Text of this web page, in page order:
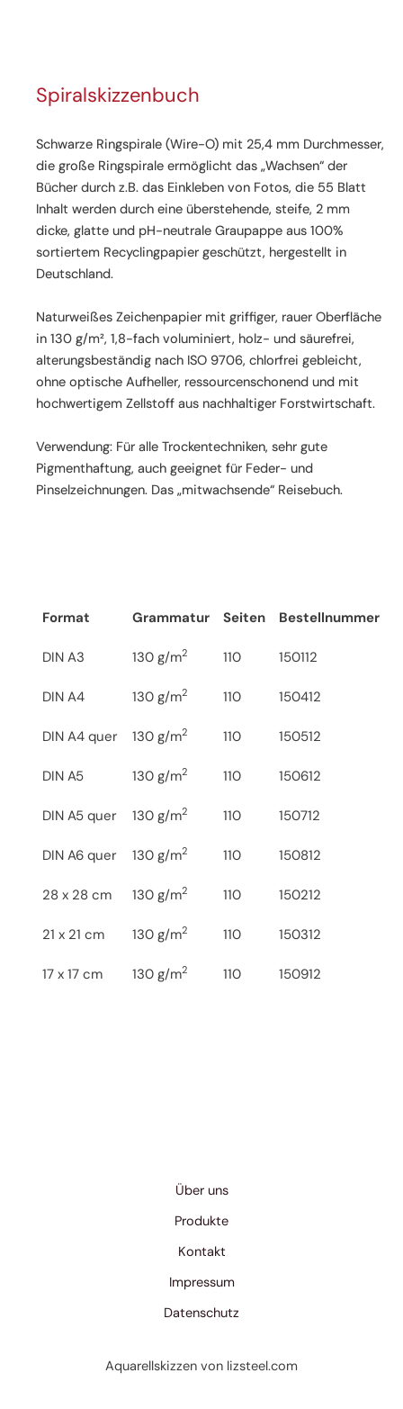
Spiralskizzenbuch
Schwarze Ringspirale (Wire-O) mit 25,4 mm Durchmesser,
die große Ringspirale ermöglicht das „Wachsen“ der
Bücher durch z.B. das Einkleben von Fotos, die 55 Blatt
Inhalt werden durch eine überstehende, steife, 2 mm
dicke, glatte und pH-neutrale Graupappe aus 100%
sortiertem Recyclingpapier geschützt, hergestellt in
Deutschland.
Naturweißes Zeichenpapier mit griffiger, rauer Oberfläche
in 130 g/m², 1,8-fach voluminiert, holz- und säurefrei,
alterungsbeständig nach ISO 9706, chlorfrei gebleicht,
ohne optische Aufheller, ressourcenschonend und mit
hochwertigem Zellstoff aus nachhaltiger Forstwirtschaft.
Verwendung: Für alle Trockentechniken, sehr gute
Pigmenthaftung, auch geeignet für Feder- und
Pinselzeichnungen. Das „mitwachsende“ Reisebuch.
Format Grammatur Seiten
Bestellnummer
Format
Grammatur Seiten Bestellnummer
DIN A3 130 g/m2 110 150112
DIN A4 130 g/m2 110 150412
DIN A4 quer 130 g/m2 110 150512
DIN A5 130 g/m2 110 150612
DIN A5 quer 130 g/m2 110 150712
DIN A6 quer 130 g/m2 110 150812
28 x 28 cm 130 g/m2 110 150212
21 x 21 cm 130 g/m2 110 150312
17 x 17 cm 130 g/m2 110 150912
Über uns
Produkte
Kontakt
Impressum
Datenschutz
Aquarellskizzen von lizsteel.com